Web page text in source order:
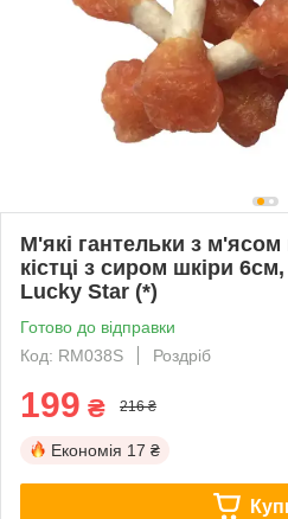
М'які гантельки з м'ясом
кістці з сиром шкіри
Lucky Star (*)
Готово до відправки
Код: RM038S
Роздріб
199 ₴ 216 ₴
Економія 17 ₴